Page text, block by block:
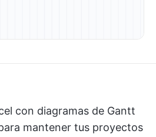
con diagramas de Gantt
mantener tus proyectos